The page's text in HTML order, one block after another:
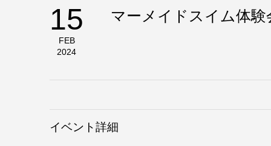
15
FEB
2024
マーメイドスイム体験
イベント詳細